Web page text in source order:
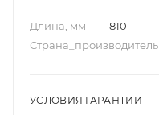
Длина, мм — 810
Страна_производитель
УСЛОВИЯ ГАРАНТИИ